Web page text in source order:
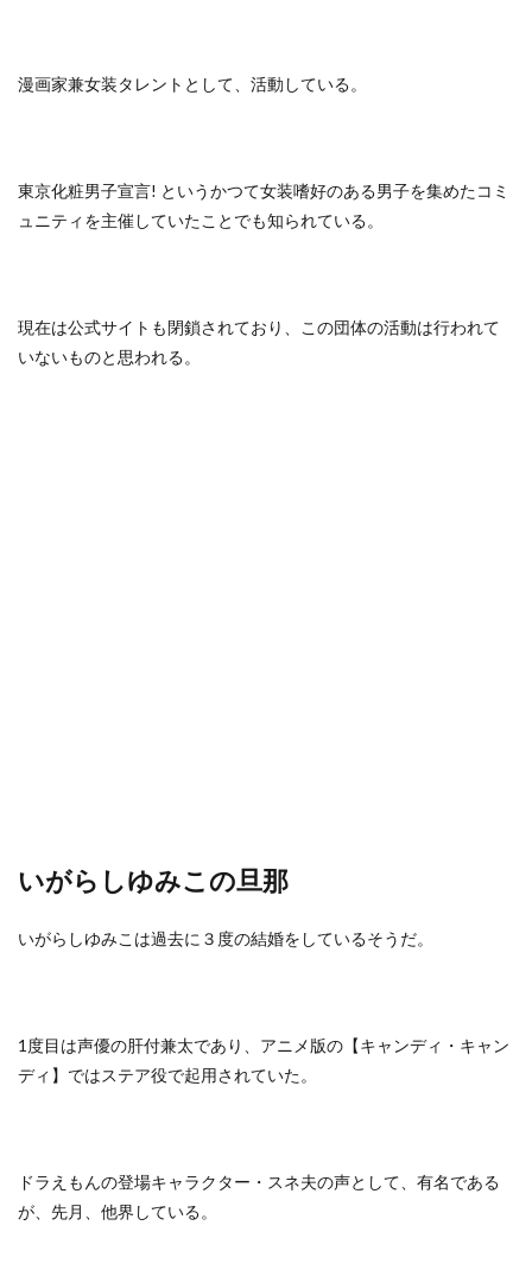
漫画家兼女装タレントとして、活動している。
東京化粧男子宣言! というかつて女装嗜好のある男子を集めたコミ
ュニティを主催していたことでも知られている。
現在は公式サイトも閉鎖されており、この団体の活動は行われて
いないものと思われる。
いがらしゆみこの旦那
いがらしゆみこは過去に３度の結婚をしているそうだ。
1度目は声優の肝付兼太であり、アニメ版の【キャンディ・キャン
ディ】ではステア役で起用されていた。
ドラえもんの登場キャラクター・スネ夫の声として、有名である
が、先月、他界している。